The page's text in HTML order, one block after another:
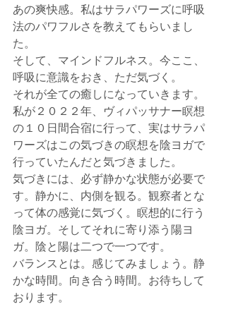
あの爽快感。私はサラパワーズに呼吸
法のパワフルさを教えてもらいまし
た。
そして、マインドフルネス。今ここ、
呼吸に意識をおき、ただ気づく。
それが全ての癒しになっていきます。
私が２０２２年、ヴィパッサナー瞑想
の１０日間合宿に行って、実はサラパ
ワーズはこの気づきの瞑想を陰ヨガで
行っていたんだと気づきました。
気づきには、必ず静かな状態が必要で
す。静かに、内側を観る。観察者とな
って体の感覚に気づく。瞑想的に行う
陰ヨガ。そしてそれに寄り添う陽ヨ
ガ。陰と陽は二つで一つです。
バランスとは。感じてみましょう。静
かな時間。向き合う時間。お待ちして
おります。